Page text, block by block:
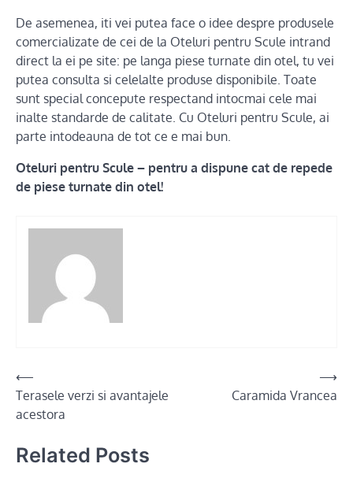
De asemenea, iti vei putea face o idee despre produsele
comercializate de cei de la Oteluri pentru Scule intrand
direct la ei pe site: pe langa piese turnate din otel, tu vei
putea consulta si celelalte produse disponibile. Toate
sunt special concepute respectand intocmai cele mai
inalte standarde de calitate. Cu Oteluri pentru Scule, ai
parte intodeauna de tot ce e mai bun.
Oteluri pentru Scule – pentru a dispune cat de repede
de piese turnate din otel!
Post
navigation
⟵
Terasele verzi si avantajele
acestora
Caramida Vrancea
⟶
Related Posts